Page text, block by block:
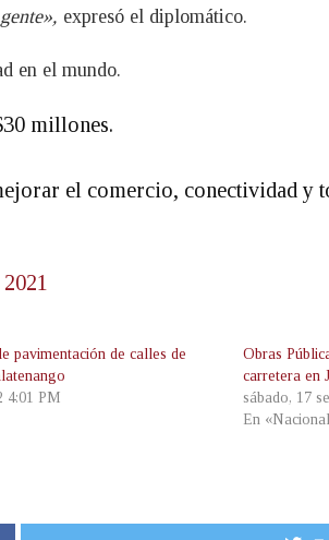
expresó el diplomático.
en el mundo.
millones.
el comercio, conectividad y
pavimentación de calles de
4:01 PM
Obras
carretera en
sábado, 17
En